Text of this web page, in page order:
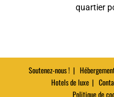
quartier
Soutenez-nous !
Hotels de luxe
Politique de